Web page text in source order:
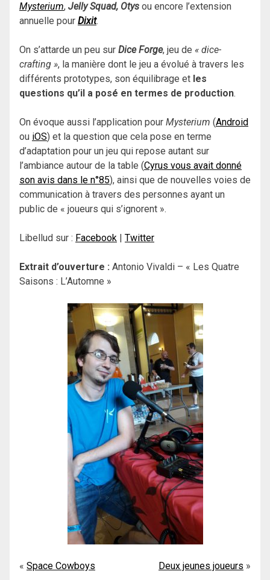
Mysterium, Jelly Squad, Otys ou encore l’extension
annuelle pour Dixit.
On s’attarde un peu sur Dice Forge, jeu de « dice-
crafting », la manière dont le jeu a évolué à travers les
différents prototypes, son équilibrage et les
questions qu’il a posé en termes de production.
On évoque aussi l’application pour Mysterium (Android
ou iOS) et la question que cela pose en terme
d’adaptation pour un jeu qui repose autant sur
l’ambiance autour de la table (Cyrus vous avait donné
son avis dans le n°85), ainsi que de nouvelles voies de
communication à travers des personnes ayant un
public de « joueurs qui s’ignorent ».
Libellud sur : Facebook Twitter
Extrait d’ouverture : Antonio Vivaldi – « Les Quatre
Saisons : L’Automne »
Navigation
Space Cowboys Deux jeunes joueurs